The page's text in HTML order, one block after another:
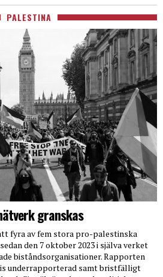
PALESTINA
granskas
fyra av fem stora pro-palestinska
den 7 oktober 2023 i själva verket
biståndsorganisationer. Rapporten
underrapporterad samt bristfälligt